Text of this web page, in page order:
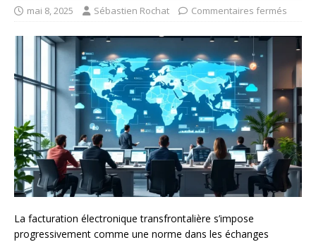
mai 8, 2025 Sébastien Rochat Commentaires fermés
La facturation électronique transfrontalière s’impose
progressivement comme une norme dans les échanges